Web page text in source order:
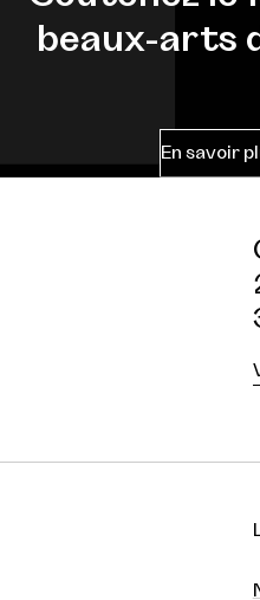
beaux-arts
En savoir